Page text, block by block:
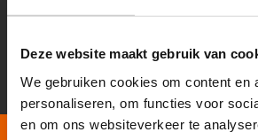
Deze website maakt gebruik van
We gebruiken cookies om content en
personaliseren, om functies voor
en om ons websiteverkeer te
Voornaam*
E-
mailadres*